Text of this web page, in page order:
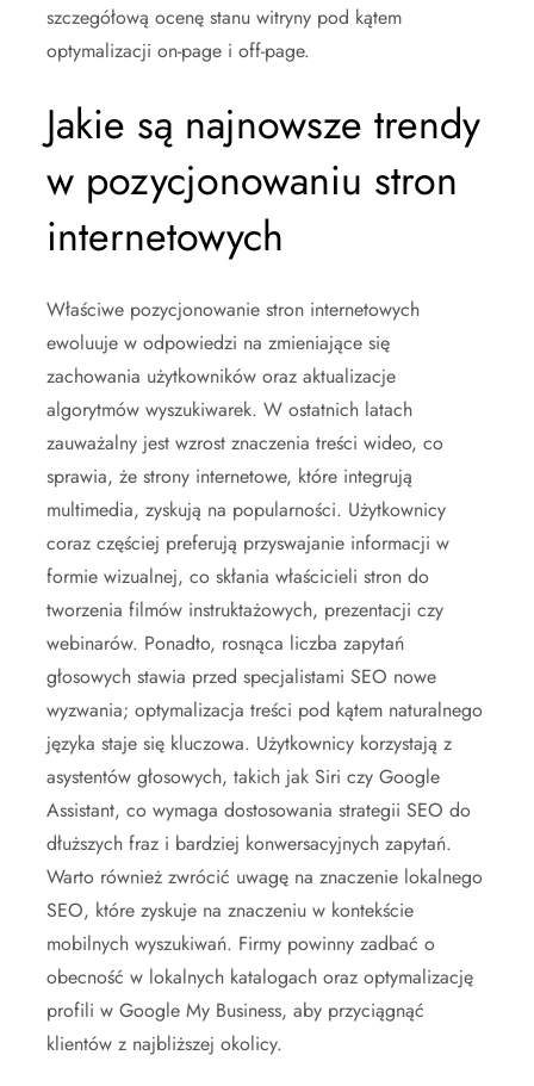
szczegółową ocenę stanu witryny pod kątem
optymalizacji on-page i off-page.
Jakie są najnowsze trendy
w pozycjonowaniu stron
internetowych
Właściwe pozycjonowanie stron internetowych
ewoluuje w odpowiedzi na zmieniające się
zachowania użytkowników oraz aktualizacje
algorytmów wyszukiwarek. W ostatnich latach
zauważalny jest wzrost znaczenia treści wideo, co
sprawia, że strony internetowe, które integrują
multimedia, zyskują na popularności. Użytkownicy
coraz częściej preferują przyswajanie informacji w
formie wizualnej, co skłania właścicieli stron do
tworzenia filmów instruktażowych, prezentacji czy
webinarów. Ponadto, rosnąca liczba zapytań
głosowych stawia przed specjalistami SEO nowe
wyzwania; optymalizacja treści pod kątem naturalnego
języka staje się kluczowa. Użytkownicy korzystają z
asystentów głosowych, takich jak Siri czy Google
Assistant, co wymaga dostosowania strategii SEO do
dłuższych fraz i bardziej konwersacyjnych zapytań.
Warto również zwrócić uwagę na znaczenie lokalnego
SEO, które zyskuje na znaczeniu w kontekście
mobilnych wyszukiwań. Firmy powinny zadbać o
obecność w lokalnych katalogach oraz optymalizację
profili w Google My Business, aby przyciągnąć
klientów z najbliższej okolicy.